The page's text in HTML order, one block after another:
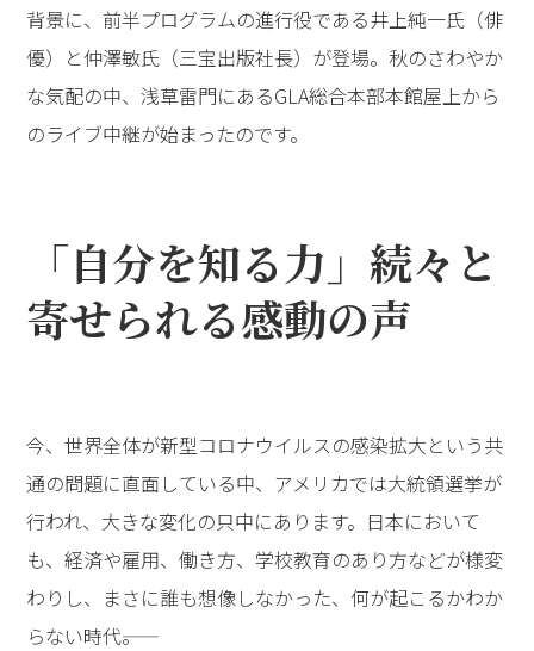
背景に、前半プログラムの進行役である井上純一氏（俳
優）と仲澤敏氏（三宝出版社長）が登場。秋のさわやか
な気配の中、浅草雷門にあるGLA総合本部本館屋上から
のライブ中継が始まったのです。
「自分を知る力」――続々と
寄せられる感動の声
今、世界全体が新型コロナウイルスの感染拡大という共
通の問題に直面している中、アメリカでは大統領選挙が
行われ、大きな変化の只中にあります。日本において
も、経済や雇用、働き方、学校教育のあり方などが様変
わりし、まさに誰も想像しなかった、何が起こるかわか
らない時代――。